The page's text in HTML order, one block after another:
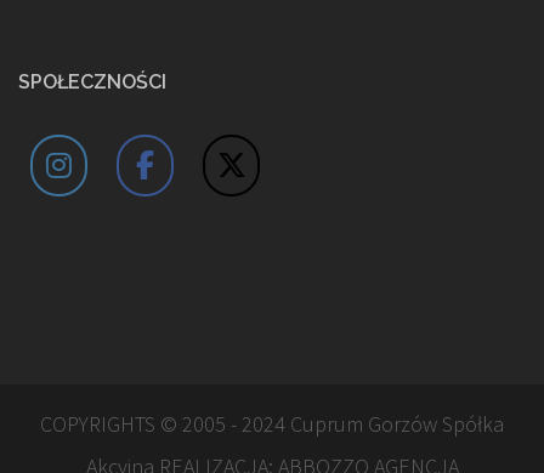
SPOŁECZNOŚCI
COPYRIGHTS © 2005 - 2024 Cuprum Gorzów Spółka
Akcyjna REALIZACJA: ABBOZZO AGENCJA